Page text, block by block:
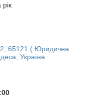
65121 ( Юридична
Україна